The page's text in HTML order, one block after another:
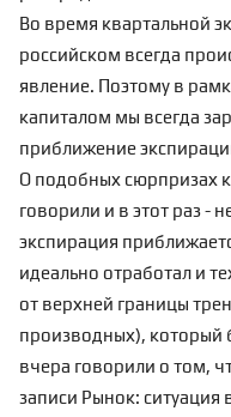
Во время квартальной
российском всегда
явление. Поэтому в
капиталом мы всегда
приближение
О подобных сюрпризах
говорили и в этот раз -
экспирация
идеально отработал и
от верхней границы
производных), который
вчера говорили о том,
записи Рынок: ситуация